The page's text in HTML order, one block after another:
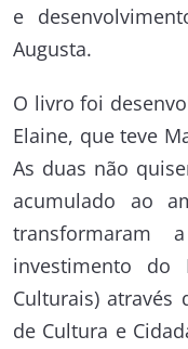
e
Augusta.
O livro foi
Elaine, que teve
As duas não
acumulado ao
transformaram
investimento do
Culturais) através
de Cultura e